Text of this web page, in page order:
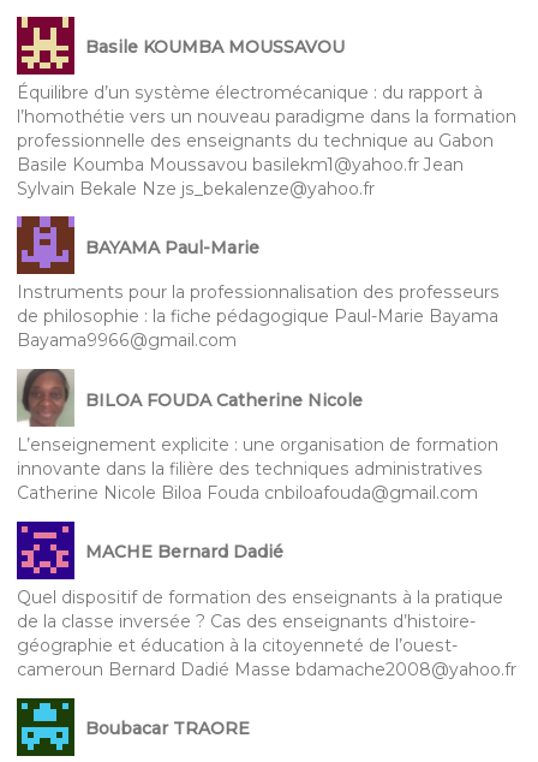
Basile KOUMBA MOUSSAVOU
Équilibre d’un système électromécanique : du rapport à
l’homothétie vers un nouveau paradigme dans la formation
professionnelle des enseignants du technique au Gabon
Basile Koumba Moussavou basilekm1@yahoo.fr Jean
Sylvain Bekale Nze js_bekalenze@yahoo.fr
BAYAMA Paul-Marie
Instruments pour la professionnalisation des professeurs
de philosophie : la fiche pédagogique Paul-Marie Bayama
Bayama9966@gmail.com
BILOA FOUDA Catherine Nicole
L’enseignement explicite : une organisation de formation
innovante dans la filière des techniques administratives
Catherine Nicole Biloa Fouda cnbiloafouda@gmail.com
MACHE Bernard Dadié
Quel dispositif de formation des enseignants à la pratique
de la classe inversée ? Cas des enseignants d’histoire-
géographie et éducation à la citoyenneté de l’ouest-
cameroun Bernard Dadié Masse bdamache2008@yahoo.fr
Boubacar TRAORE